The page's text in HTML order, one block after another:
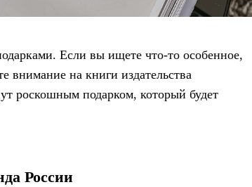
Если вы ищете что-то особенное,
внимание на книги издательства
роскошным подарком, который будет
России